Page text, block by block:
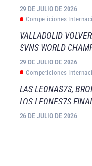
29 DE JULIO DE 2026
Competiciones
VALLADOLID
SVNS WORLD
29 DE JULIO DE 2026
Competiciones
LAS LEONAS7S,
LOS LEONES7S
26 DE JULIO DE 2026